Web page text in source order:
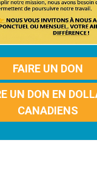
FAIRE UN DON
UN DON EN
CANADIENS